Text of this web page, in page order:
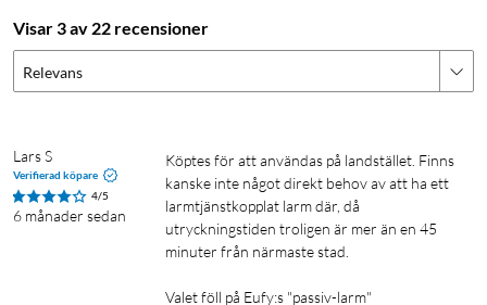
något är fel. Och om dina barn eller husdjur har orsakat ett
falskt larm kan du inaktivera systemet med ett enkelt tryck.
Lång räckvidd från knappsats och sensorer, hela vägen till
HomeBase.
Visar 3 av 22 recensioner
Relevans
Lars S
Verifierad köpare
4/5
6 månader sedan
Köptes för att användas på landstället. Finns
kanske inte något direkt behov av att ha ett
larmtjänstkopplat larm där, då
utryckningstiden troligen är mer än en 45
minuter från närmaste stad.
Valet föll på Eufy:s "passiv-larm"